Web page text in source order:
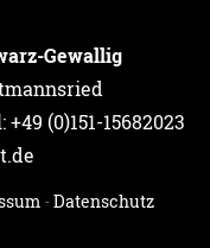
Gewallig
+49 (0)151-15682023
-Datenschutz